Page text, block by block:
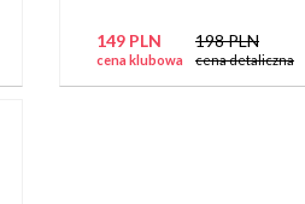
149 PLN
cena klubowa
198 PLN
cena detaliczna